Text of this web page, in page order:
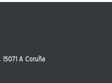
A Coruña